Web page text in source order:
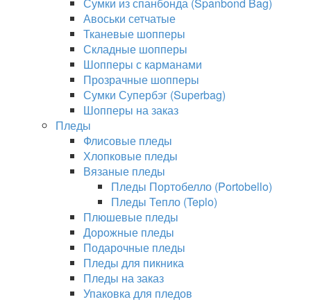
Авоськи сетчатые
Тканевые шопперы
Складные шопперы
Шопперы с карманами
Прозрачные шопперы
Сумки Супербэг (Superbag)
Шопперы на заказ
Пледы
Флисовые пледы
Хлопковые пледы
Вязаные пледы
Пледы Портобелло (Portobello)
Пледы Тепло (Teplo)
Плюшевые пледы
Дорожные пледы
Подарочные пледы
Пледы для пикника
Пледы на заказ
Упаковка для пледов